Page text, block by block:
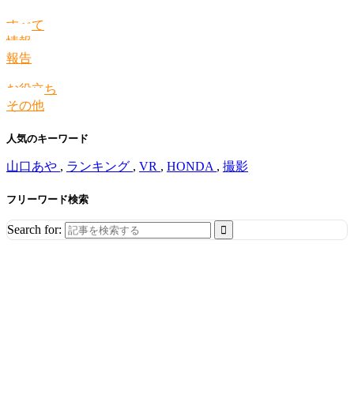
すべて
情報
報告
お役立ち
その他
人気のキーワード
山口あや , ランキング , VR , HONDA , 撮影
フリーワード検索
Search for: